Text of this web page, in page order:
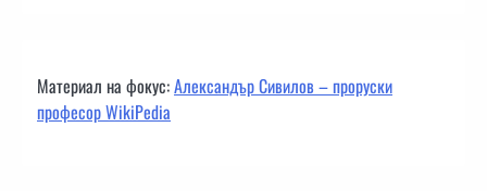
Материал на фокус:Александър Сивилов – проруски
професор WikiPedia